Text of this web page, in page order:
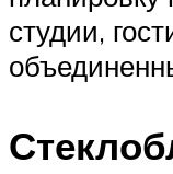
студии,